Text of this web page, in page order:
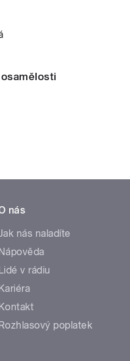
nás
nás naladíte
v rádiu
poplatek